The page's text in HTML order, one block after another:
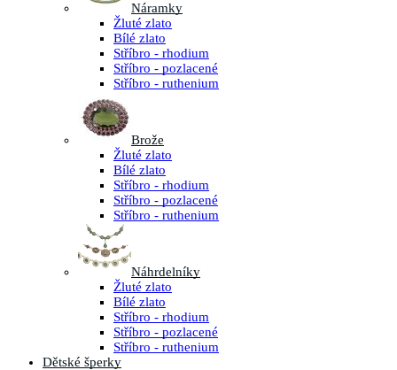
Náramky
Žluté zlato
Bílé zlato
Stříbro - rhodium
Stříbro - pozlacené
Stříbro - ruthenium
Brože
Žluté zlato
Bílé zlato
Stříbro - rhodium
Stříbro - pozlacené
Stříbro - ruthenium
Náhrdelníky
Žluté zlato
Bílé zlato
Stříbro - rhodium
Stříbro - pozlacené
Stříbro - ruthenium
Dětské šperky